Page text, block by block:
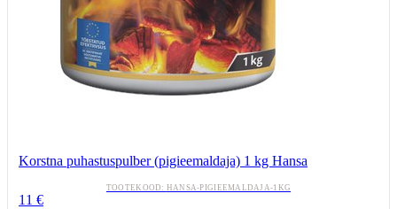
Korstna puhastuspulber (pigieemaldaja) 1 kg Hansa
TOOTEKOOD: HANSA-PIGIEEMALDAJA-1KG
11 €